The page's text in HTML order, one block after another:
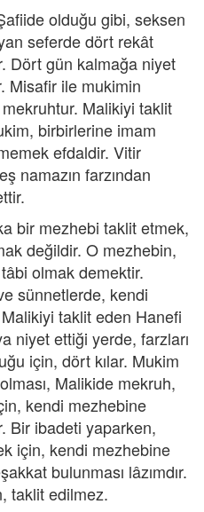
olduğu gibi, seksen
seferde dört rekât
Dört gün kalmağa niyet
Misafir ile mukimin
Malikiyi taklit
birbirlerine imam
efdaldir. Vitir
namazın farzından
bir mezhebi taklit etmek,
değildir. O mezhebin,
olmak demektir.
sünnetlerde, kendi
taklit eden Hanefi
niyet ettiği yerde, farzları
için, dört kılar. Mukim
Malikide mekruh,
kendi mezhebine
Bir ibadeti yaparken,
için, kendi mezhebine
bulunması lâzımdır.
taklit edilmez.